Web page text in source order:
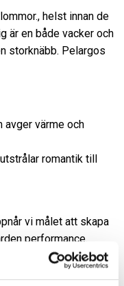
helst innan de
är en både vacker och
storknäbb. Pelargos
avger värme och
romantik till
vi målet att skapa
performance.